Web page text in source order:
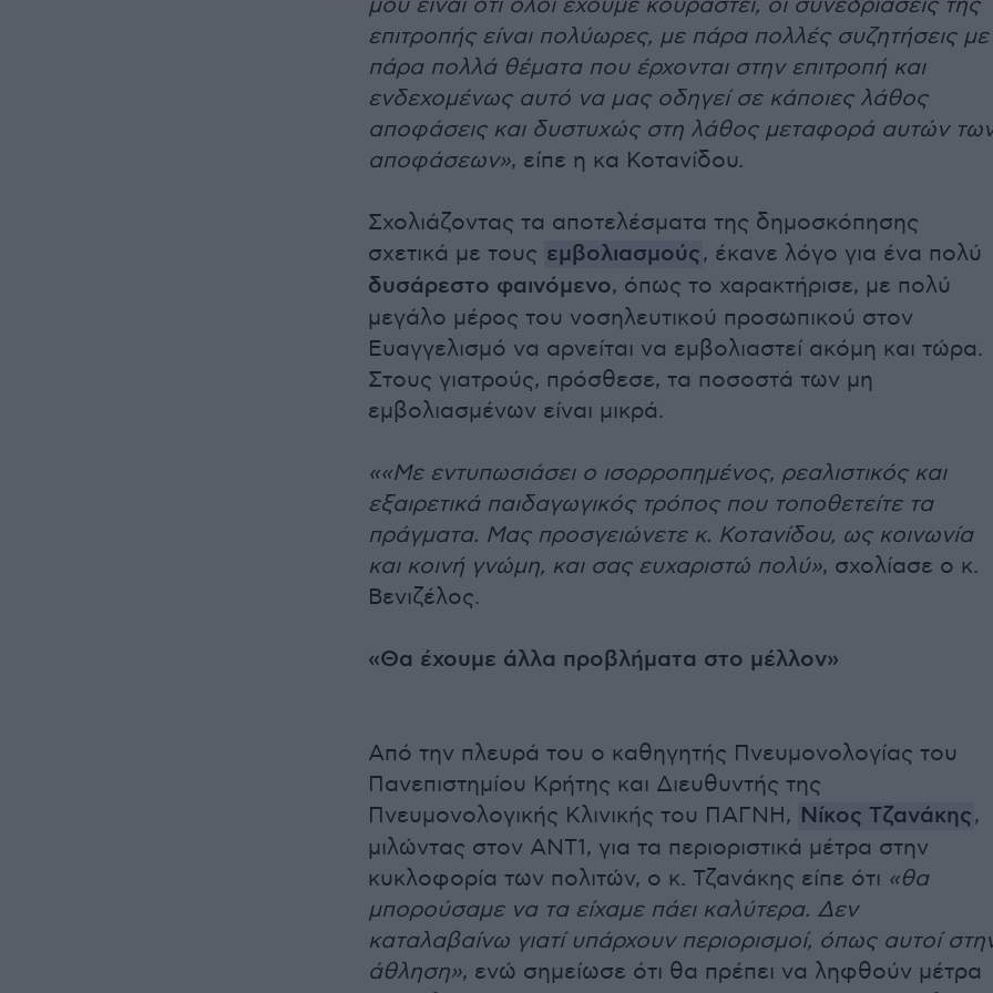
μου είναι ότι όλοι έχουμε κουραστεί, οι συνεδριάσεις της
επιτροπής είναι πολύωρες, με πάρα πολλές συζητήσεις με
πάρα πολλά θέματα που έρχονται στην επιτροπή και
ενδεχομένως αυτό να μας οδηγεί σε κάποιες λάθος
αποφάσεις και δυστυχώς στη λάθος μεταφορά αυτών
αποφάσεων», είπε η κα Κοτανίδου.
Σχολιάζοντας τα αποτελέσματα της δημοσκόπησης
σχετικά με τους εμβολιασμούς, έκανε λόγο για ένα πολύ
δυσάρεστο φαινόμενο, όπως το χαρακτήρισε, με πολύ
μεγάλο μέρος του νοσηλευτικού προσωπικού στον
Ευαγγελισμό να αρνείται να εμβολιαστεί ακόμη και τώρα.
Στους γιατρούς, πρόσθεσε, τα ποσοστά των μη
εμβολιασμένων είναι μικρά.
««Με εντυπωσιάσει ο ισορροπημένος, ρεαλιστικός και
εξαιρετικά παιδαγωγικός τρόπος που τοποθετείτε τα
πράγματα. Μας προσγειώνετε κ. Κοτανίδου, ως κοινωνία
και κοινή γνώμη, και σας ευχαριστώ πολύ», σχολίασε ο κ.
Βενιζέλος.
«Θα έχουμε άλλα προβλήματα στο μέλλον»
Από την πλευρά του ο καθηγητής Πνευμονολογίας του
Πανεπιστημίου Κρήτης και Διευθυντής της
Πνευμονολογικής Κλινικής του ΠΑΓΝΗ, Νίκος Τζανάκης,
μιλώντας στον ΑΝΤ1, για τα περιοριστικά μέτρα στην
κυκλοφορία των πολιτών, ο κ. Τζανάκης είπε ότι «θα
μπορούσαμε να τα είχαμε πάει καλύτερα. Δεν
καταλαβαίνω γιατί υπάρχουν περιορισμοί, όπως αυτοί
άθληση», ενώ σημείωσε ότι θα πρέπει να ληφθούν μέτρα